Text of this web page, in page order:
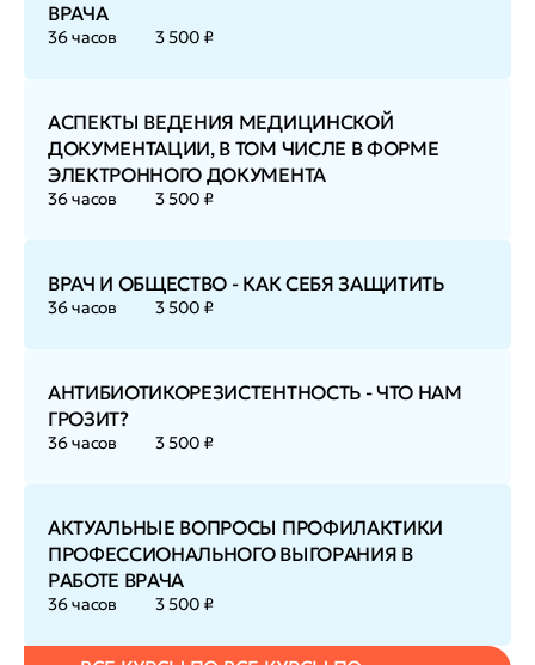
ВРАЧА
36 часов 3 500 ₽
АСПЕКТЫ ВЕДЕНИЯ МЕДИЦИНСКОЙ
ДОКУМЕНТАЦИИ, В ТОМ ЧИСЛЕ В ФОРМЕ
ЭЛЕКТРОННОГО ДОКУМЕНТА
36 часов 3 500 ₽
ВРАЧ И ОБЩЕСТВО - КАК СЕБЯ ЗАЩИТИТЬ
36 часов 3 500 ₽
АНТИБИОТИКОРЕЗИСТЕНТНОСТЬ - ЧТО НАМ
ГРОЗИТ?
36 часов 3 500 ₽
АКТУАЛЬНЫЕ ВОПРОСЫ ПРОФИЛАКТИКИ
ПРОФЕССИОНАЛЬНОГО ВЫГОРАНИЯ В
РАБОТЕ ВРАЧА
36 часов 3 500 ₽